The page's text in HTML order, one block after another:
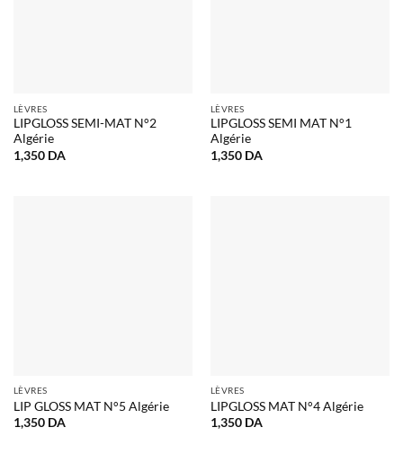
LÈVRES
LIPGLOSS SEMI-MAT N°2
Algérie
1,350 DA
LÈVRES
LIPGLOSS SEMI MAT N°1
Algérie
1,350 DA
LÈVRES
LIP GLOSS MAT N°5 Algérie
1,350 DA
LÈVRES
LIPGLOSS MAT N°4 Algérie
1,350 DA